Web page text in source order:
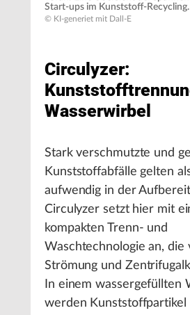
Start-ups im Kunststoff-Recycling.
© KI-generiet mit Dall-E
Circulyzer:
Wasserwirbel
Stark verschmutzte und
Kunststoffabfälle gelten
aufwendig in der
Circulyzer setzt hier mit
kompakten Trenn- und
Waschtechnologie an, die
Strömung und
In einem wassergefüllten
werden Kunststoffpartikel